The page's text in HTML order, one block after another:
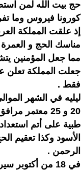
حج بيت الله لمن
كورونا فيروس وما
إذ علقت المملكة
مناسك الحج و
مما جعل المؤمنين
جعلت المملكة تعلن
فقط .
ليليه في الشهر
20 و 25
طبية على أتم
الأسود وكذا تعقيم
الرحمن .
في 18 من